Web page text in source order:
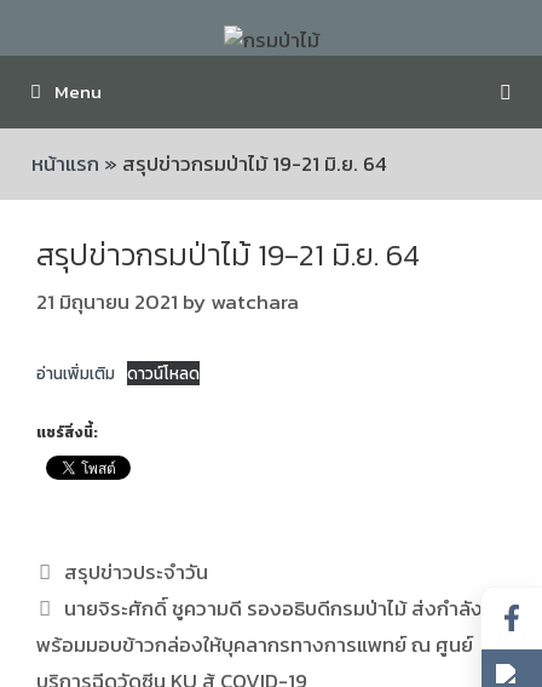
Menu
หน้าแรก » สรุปข่าวกรมป่าไม้ 19-21 มิ.ย. 64
สรุปข่าวกรมป่าไม้ 19-21 มิ.ย. 64
21 มิถุนายน 2021 bywatchara
อ่านเพิ่มเติม ดาวน์โหลด
แชร์สิ่งนี้:
สรุปข่าวประจำวัน
นายจิระศักดิ์ ชูความดี รองอธิบดีกรมป่าไม้ ส่งกำลังใจ
พร้อมมอบข้าวกล่องให้บุคลากรทางการแพทย์ ณ ศูนย์